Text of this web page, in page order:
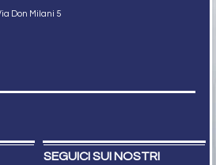
Don Milani 5
SEGUICI SUI NOSTRI